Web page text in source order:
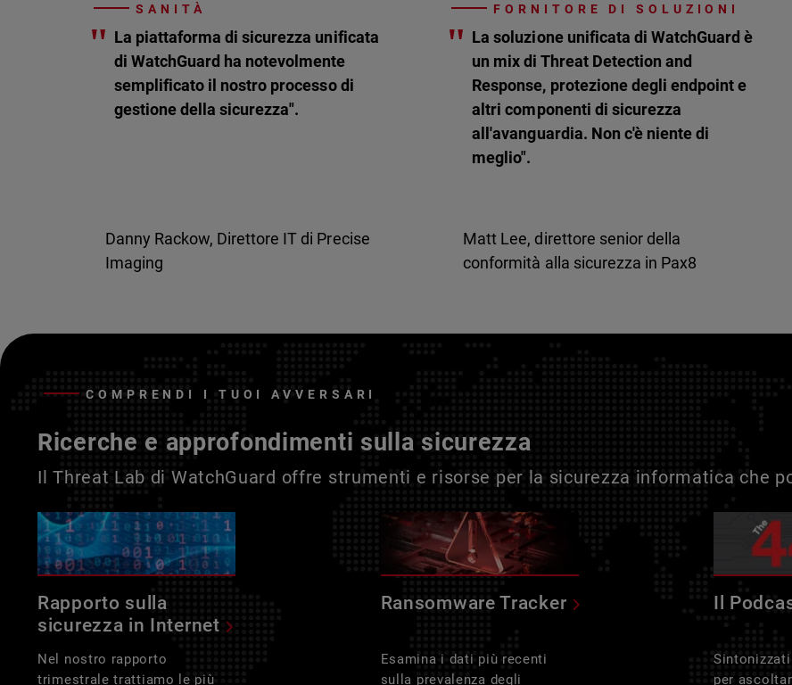
SANITÀ
" La piattaforma di sicurezza unificata
di WatchGuard ha notevolmente
semplificato il nostro processo di
gestione della sicurezza".
Danny Rackow, Direttore IT di Precise
Imaging
FORNITORE DI SOLUZIONI
" La soluzione unificata di WatchGuard è
un mix di Threat Detection and
Response, protezione degli endpoint e
altri componenti di sicurezza
all'avanguardia. Non c'è niente di
meglio".
Matt Lee, direttore senior della
conformità alla sicurezza in Pax8
COMPRENDI I TUOI AVVERSARI
Ricerche e approfondimenti sulla sicurezza
Il Threat Lab di WatchGuard offre strumenti e risorse per la sicurezza informatica che
Rapporto sulla
sicurezza in Internet
Nel nostro rapporto
trimestrale trattiamo le più
Ransomware Tracker
Esamina i dati più recenti
sulla prevalenza degli
Il
per